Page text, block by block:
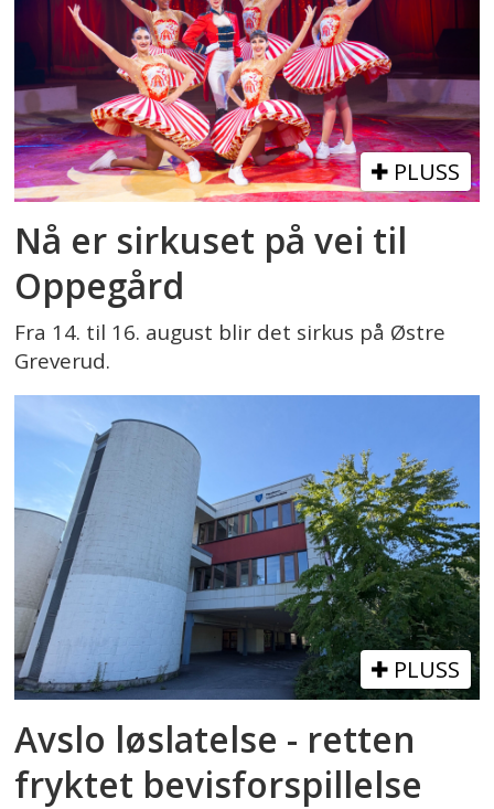
PLUSS
Nå er sirkuset på vei til
Oppegård
Fra 14. til 16. august blir det sirkus på Østre
Greverud.
PLUSS
Avslo løslatelse - retten
fryktet bevisforspillelse